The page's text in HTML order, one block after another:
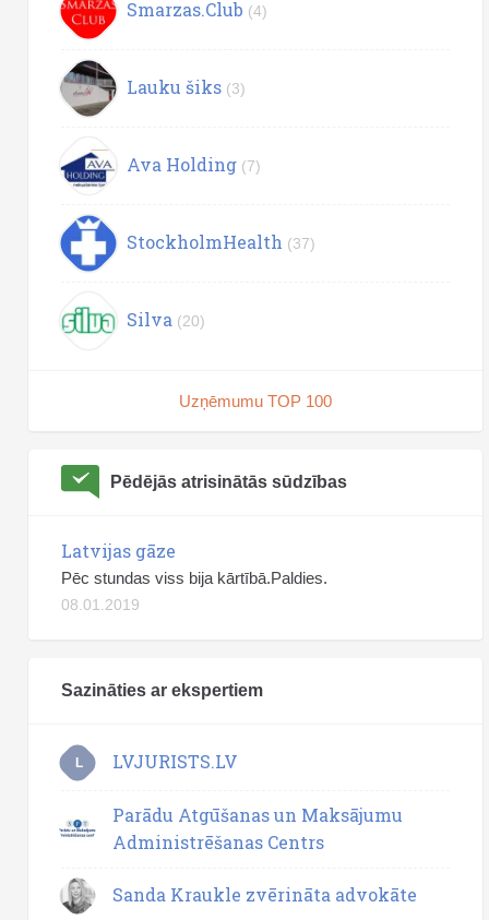
Smarzas.Club (4)
Lauku šiks (3)
Ava Holding (7)
StockholmHealth (37)
Silva (20)
Uzņēmumu TOP 100
Pēdējās atrisinātās sūdzības
Latvijas gāze
Pēc stundas viss bija kārtībā.Paldies.
08.01.2019
Sazināties ar ekspertiem
L LVJURISTS.LV
Parādu Atgūšanas un Maksājumu
Administrēšanas Centrs
Sanda Kraukle zvērināta advokāte